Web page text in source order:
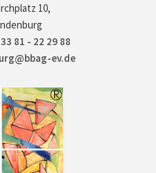
10,
81 - 22 29 88
ev.de